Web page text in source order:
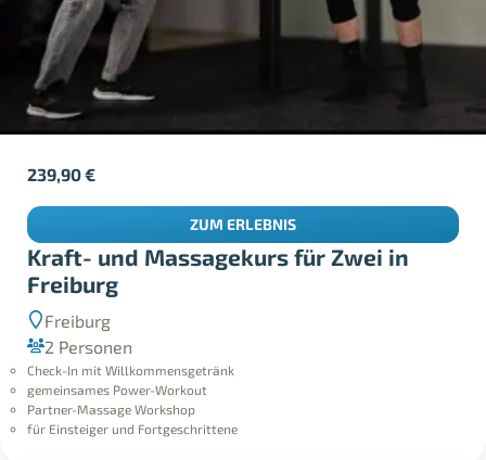
Kraft- und Massagekurs für Zwei in
Freiburg
Freiburg
2 Personen
Check-In mit Willkommensgetränk
gemeinsames Power-Workout
Partner-Massage Workshop
für Einsteiger und Fortgeschrittene
239,90€
ZUM ERLEBNIS